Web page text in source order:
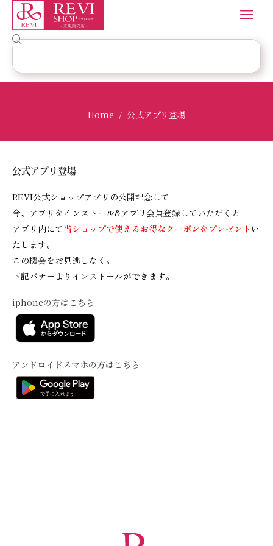
Home / 公式アプリ登場
公式アプリ登場
REVI公式ショップアプリの公開記念して
今、アプリをインストール&アプリ会員登録していただくと
アプリ内にて当ショップで使えるお得なクーポンをプレゼント い
たします。
この機会をお見逃しなく。
下記バナーよりインストールができます。
iphoneの方はこちら
アンドロイドスマホの方はこちら